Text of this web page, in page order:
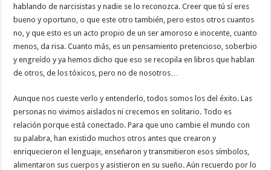
hablando de narcisistas y nadie se lo reconozca. Creer que tú sí eres
bueno y oportuno, o que este otro también, pero estos otros cuantos
no, y que esto es un acto propio de un ser amoroso e inocente, cuanto
menos, da risa. Cuanto más, es un pensamiento pretencioso, soberbio
y engreído y ya hemos dicho que eso se recopila en libros que hablan
de otros, de los tóxicos, pero no de nosotros…
Aunque nos cueste verlo y entenderlo, todos somos los del éxito. Las
personas no vivimos aislados ni crecemos en solitario. Todo es
relación porque está conectado. Para que uno cambie el mundo con
su palabra, han existido muchos otros antes que crearon y
enriquecieron el lenguaje, enseñaron y transmitieron esos símbolos,
alimentaron sus cuerpos y asistieron en su sueño. Aún recuerdo por lo